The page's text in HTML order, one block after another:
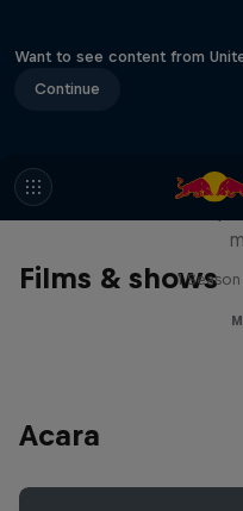
Want to see content from
Continue
Films & shows
Diggin'
1
Acara